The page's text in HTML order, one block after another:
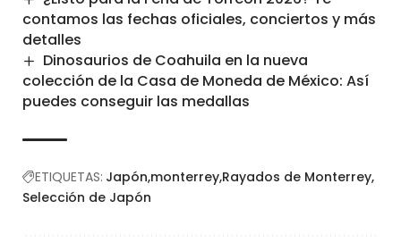
contamos las fechas oficiales, conciertos y más
detalles
Dinosaurios de Coahuila en la nueva
colección de la Casa de Moneda de México: Así
puedes conseguir las medallas
ETIQUETAS: Japón monterrey Rayados de Monterrey
Selección de Japón